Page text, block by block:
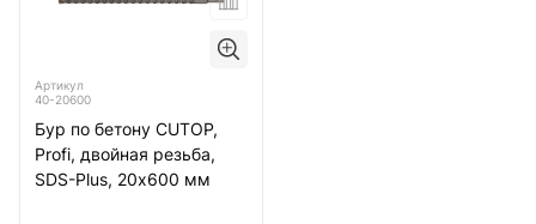
Артикул
40-20600
Бур по бетону CUTOP,
Profi, двойная резьба,
SDS-Plus, 20х600 мм